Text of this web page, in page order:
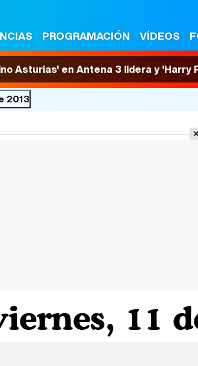
PROGRAMACIÓN VÍDEOS
Asturias' en Antena 3 lidera y
2013
11